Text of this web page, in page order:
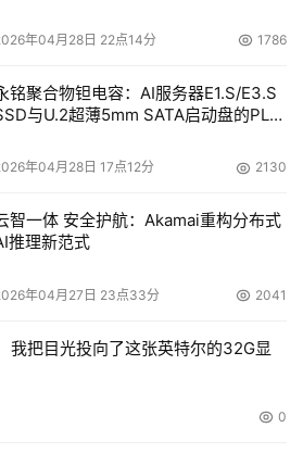
年04月28日 22点14分 1786
铭聚合物钽电容：AI服务器E1.S/E3.S
与U.2超薄5mm SATA启动盘的PLP
年04月28日 17点12分 2130
智一体 安全护航：Akamai重构分布式
推理新范式
年04月27日 23点33分 2041
我把目光投向了这张英特尔的32G显
0